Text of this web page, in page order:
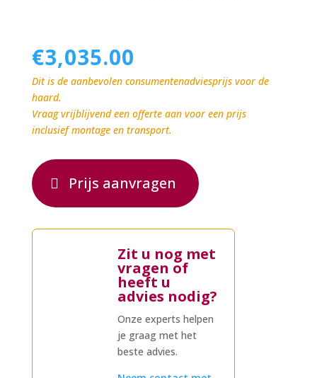
€3,035.00
Dit is de aanbevolen consumentenadviesprijs voor de
haard.
Vraag vrijblijvend een offerte aan voor een prijs
inclusief montage en transport.
Prijs aanvragen
Zit u nog met
vragen of
heeft u
advies nodig?
Onze experts helpen
je graag met het
beste advies.